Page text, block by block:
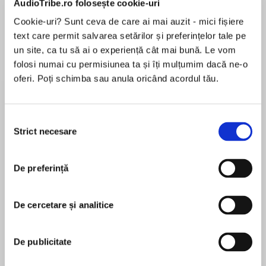
AudioTribe.ro folosește cookie-uri
Cookie-uri? Sunt ceva de care ai mai auzit - mici fișiere
text care permit salvarea setărilor și preferințelor tale pe
un site, ca tu să ai o experiență cât mai bună. Le vom
folosi numai cu permisiunea ta și îți mulțumim dacă ne-o
oferi. Poți schimba sau anula oricând acordul tău.
consimțământului
Strict necesare
De preferință
De cercetare și analitice
De publicitate
Desprecarte
The third volume in an extraordinary collection
published shortly after the author’s death.
Little Boy" to the overwhelming vision of
awareness of the potential of technology is
translated into human dilemmas.
The definitive collection of short fiction by Isaac
Asimov, supreme master of the science fiction
genre continues with Volume Three of the
pentru această carte
Isaac Asimov (1920-1992) este unul dintre „cei trei